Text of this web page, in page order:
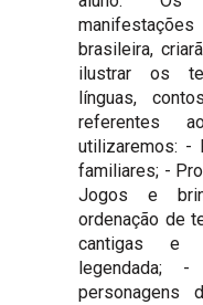
brasileira,
ilustrar os
línguas,
referentes
utilizaremos: -
familiares; -
Jogos e
ordenação de
cantigas e
legendada; -